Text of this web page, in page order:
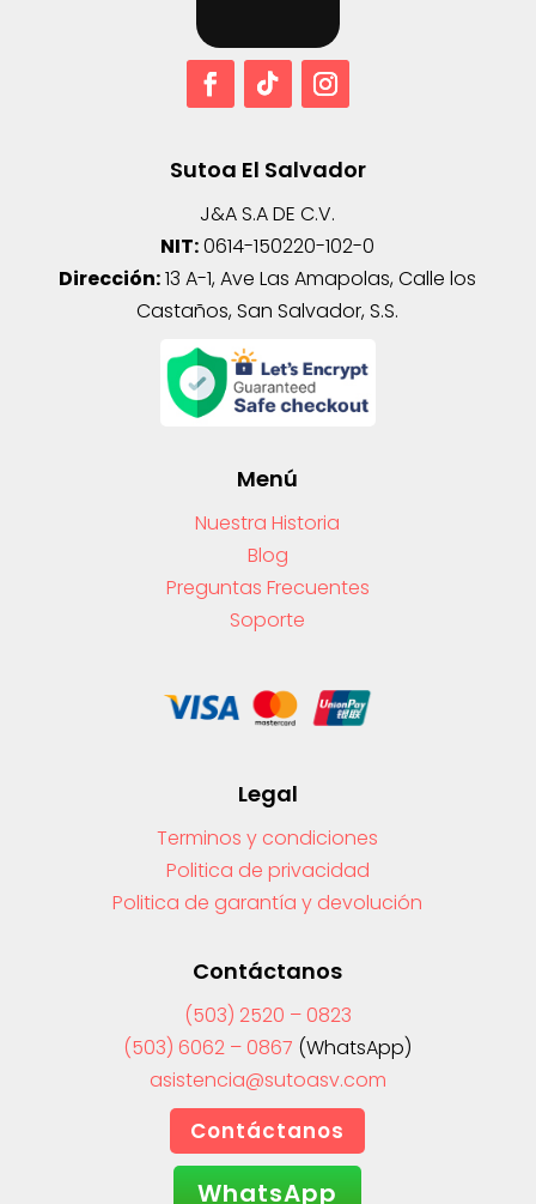
Sutoa El Salvador
J&A S.A DE C.V.
NIT:0614-150220-102-0
Dirección:13 A-1, Ave Las Amapolas, Calle los
Castaños, San Salvador, S.S.
Menú
Nuestra Historia
Blog
Preguntas Frecuentes
Soporte
Legal
Terminos y condiciones
Politica de privacidad
Politica de garantía y devolución
Contáctanos
(503) 2520 – 0823
(503) 6062 – 0867 (WhatsApp)
asistencia@sutoasv.com
Contáctanos
WhatsApp